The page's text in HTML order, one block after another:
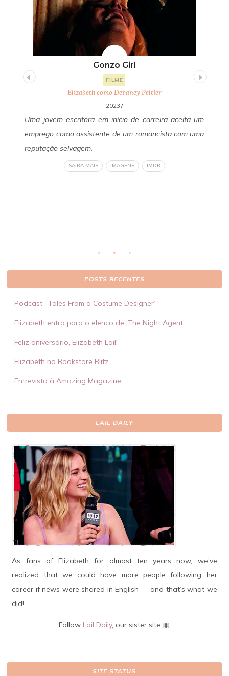
Gonzo Girl
FILME
Elizabeth como Devaney Peltier
2023?
Uma jovem escritora em início de carreira aceita um
emprego como assistente de um romancista com uma
reputação selvagem.
SAIBA MAIS IMAGENS IMDB
POSTS RECENTES
Podcast ‘ Tales From a Costume Designer’
Elizabeth entra para o elenco de ‘The Night Agent’
Feliz aniversário, Elizabeth Lail!
Elizabeth no Bookstore Blitz
Entrevista à Amazing Magazine
LAIL DAILY
As fans of Elizabeth for almost ten years now, we’ve
realized that we could have more people following her
career if news were shared in English — and that’s what we
did!
Follow Lail Daily, our sister site 🎀
SITE STATUS